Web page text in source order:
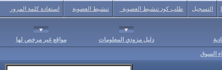
التسجيل طلب كود تنشيط العضوية تنشيط العضوية استعادة كلمة المرور
دليل مزودي المعلومات مواقع غير مرخص لها
السوق